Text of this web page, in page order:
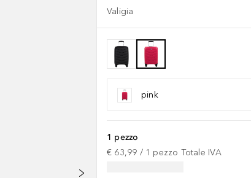
Valigia
pink
1 pezzo
€ 63,99 / 1 pezzo Totale IVA